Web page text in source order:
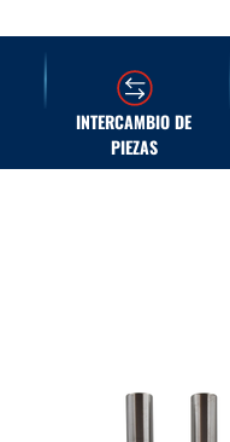
INTERCAMBIO DE
PIEZAS